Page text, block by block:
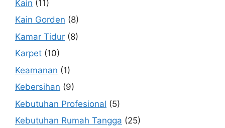
Kain (11)
Kain Gorden (8)
Kamar Tidur (8)
Karpet (10)
Keamanan (1)
Kebersihan (9)
Kebutuhan Profesional (5)
Kebutuhan Rumah Tangga (25)